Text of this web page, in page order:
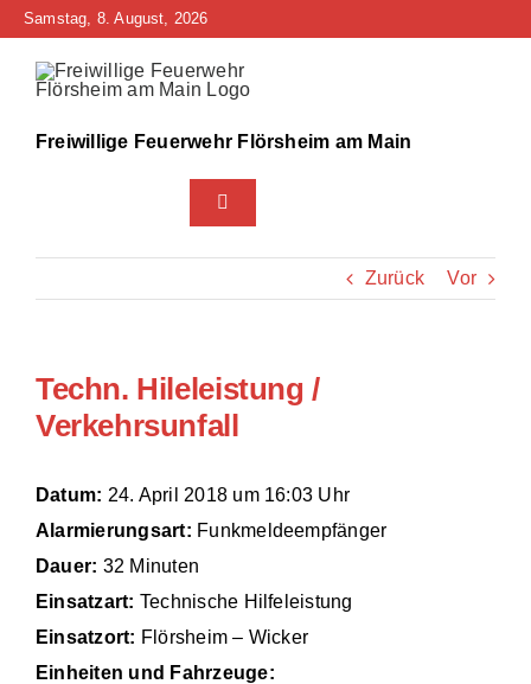
Zum
springen
Samstag, 8. August, 2026
Freiwillige Feuerwehr Flörsheim am Main
Toggle
Navigation
Home
Bürgerinfo
Technik
Zurück Vor
Techn. Hileleistung /
Verkehrsunfall
Datum: 24. April 2018 um 16:03 Uhr
Alarmierungsart: Funkmeldeempfänger
Dauer: 32 Minuten
Einsatzart: Technische Hilfeleistung
Einsatzort: Flörsheim – Wicker
Einheiten und Fahrzeuge: